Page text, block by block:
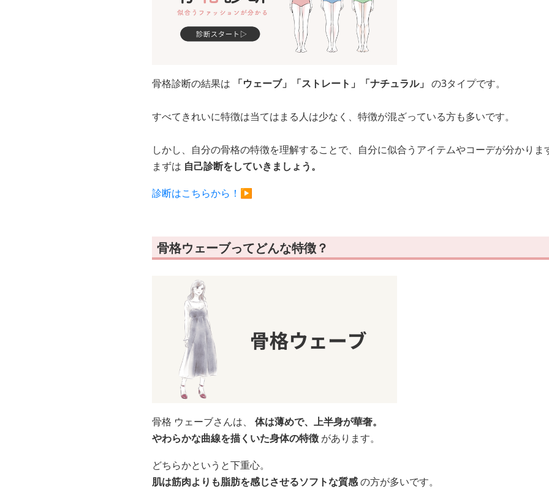
骨格診断の結果は 「ウェーブ」「ストレート」「ナチュラル」 の3タイプです。
すべてきれいに特徴は当てはまる人は少なく、特徴が混ざっている方も多いです。
しかし、自分の骨格の特徴を理解することで、自分に似合うアイテムやコーデが分かり
まずは 自己診断をしていきましょう。
診断はこちらから！▶︎
骨格ウェーブってどんな特徴？
骨格 ウェーブさんは、 体は薄めで、上半身が華奢。
やわらかな曲線を描くいた身体の特徴 があります。
どちらかというと下重心。
肌は筋肉よりも脂肪を感じさせるソフトな質感の方が多いです。